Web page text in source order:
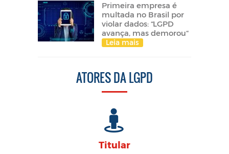
Primeira empresa é
multada no Brasil por
violar dados: “LGPD
avança, mas demorou“
Leia mais
ATORES DA LGPD
Titular